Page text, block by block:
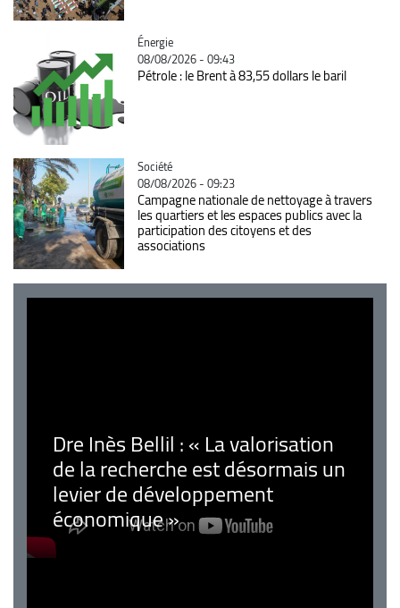
Catégorie
Énergie
08/08/2026 - 09:43
Pétrole : le Brent à 83,55 dollars le baril
Catégorie
Société
08/08/2026 - 09:23
Campagne nationale de nettoyage à travers
les quartiers et les espaces publics avec la
participation des citoyens et des
associations
Dre Inès Bellil : « La valorisation
de la recherche est désormais un
levier de développement
économique »